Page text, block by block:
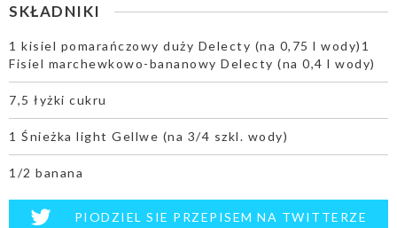
SKŁADNIKI
1 kisiel pomarańczowy duży Delecty (na 0,75 l wody)1
Fisiel marchewkowo-bananowy Delecty (na 0,4 l wody)
7,5 łyżki cukru
1 Śnieżka light Gellwe (na 3/4 szkl. wody)
1/2 banana
PIODZIEL SIE PRZEPISEM NA TWITTERZE